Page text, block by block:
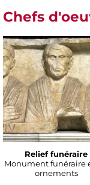
Chefs
Relief funéraire
Monument funéraire
ornements